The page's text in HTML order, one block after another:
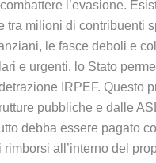
l’evasione.
milioni di contribuenti
le fasce deboli e
e urgenti, lo Stato
IRPEF. Questo
pubbliche e dalle
debba essere pagato
all’interno del